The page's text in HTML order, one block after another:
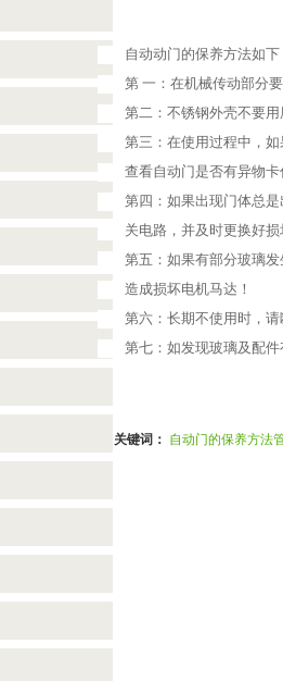
自动动门的保养方法如下
第 一：在机械传动部分
第二：不锈钢外壳不要
第三：在使用过程中，
查看自动门是否有异物卡
第四：如果出现门体总
关电路，并及时更换好
第五：如果有部分玻璃
造成损坏电机马达！
第六：长期不使用时，请
第七：如发现玻璃及配
关键词： 自动门的保养方法